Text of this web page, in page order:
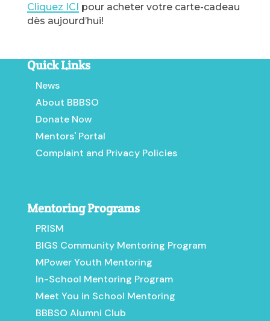
Cliquez ICI pour acheter votre carte-cadeau
dès aujourd’hui!
Quick Links
News
About BBBSO
Donate Now
Mentors' Portal
Complaint and Privacy Policies
Mentoring Programs
PRISM
BIGS Community Mentoring Program
MPower Youth Mentoring
In-School Mentoring Program
Meet You in School Mentoring
BBBSO Alumni Club